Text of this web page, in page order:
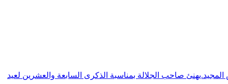
صاحب الجلالة بمناسبة الذكرى السابعة والعشرين لعيد